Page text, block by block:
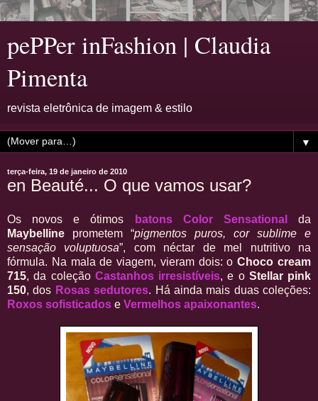
pePPer inFashion | Claudia
Pimenta
revista eletrônica de imagem & estilo
▼
terça-feira, 19 de janeiro de 2010
en Beauté... O que vamos usar?
Os novos e ótimos batons Color Sensationalda
Maybelline prometem “pigmentos puros, cor sublime e
sensação voluptuosa”, com néctar de mel nutritivo na
fórmula. Na mala de viagem, vieram dois: oChoco cream
715, da coleção Castanhos irresistíveis, e o Stellar pink
150, dos Rosas sedutores. Há ainda mais duas coleções:
Roxos sofisticados e Vermelhos apaixonantes.